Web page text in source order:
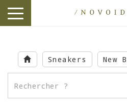
main
content
toggle
Sneakers New